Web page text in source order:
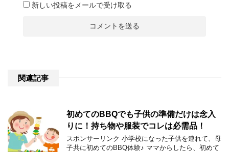
新しい投稿をメールで受け取る
関連記事
初めてのBBQでも子供の準備だけは念入
りに！持ち物や服装でコレは必需品！
スポンサーリンク 小学校になった子供を連れて、母
子共に初めてのBBQ体験♪ ママからしたら、初めて